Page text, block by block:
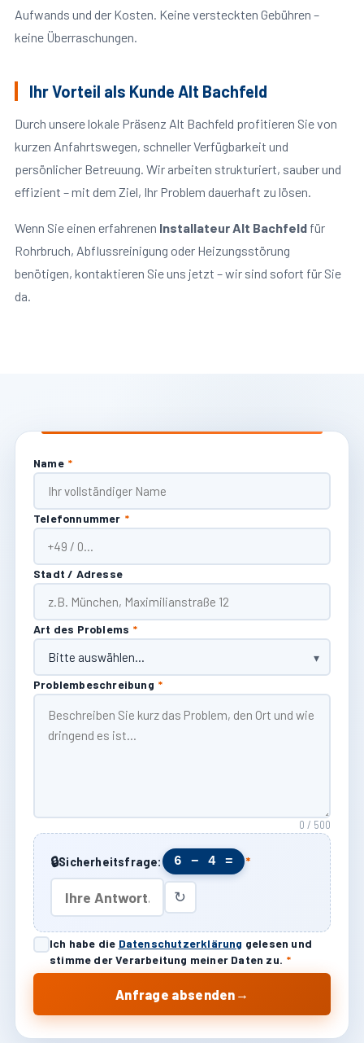
Aufwands und der Kosten. Keine versteckten Gebühren –
keine Überraschungen.
Ihr Vorteil als Kunde Alt Bachfeld
Durch unsere lokale Präsenz Alt Bachfeld profitieren Sie von
kurzen Anfahrtswegen, schneller Verfügbarkeit und
persönlicher Betreuung. Wir arbeiten strukturiert, sauber und
effizient – mit dem Ziel, Ihr Problem dauerhaft zu lösen.
Wenn Sie einen erfahrenen Installateur Alt Bachfeldfür
Rohrbruch, Abflussreinigung oder Heizungsstörung
benötigen, kontaktieren Sie uns jetzt – wir sind sofort für Sie
da.
Name *
Telefonnummer *
Stadt / Adresse
Art des Problems *
Problembeschreibung *
0 / 500
🔒Sicherheitsfrage: 6 − 4 = *
↻
Ich habe die Datenschutzerklärung gelesen und
stimme der Verarbeitung meiner Daten zu. *
Anfrage absenden →